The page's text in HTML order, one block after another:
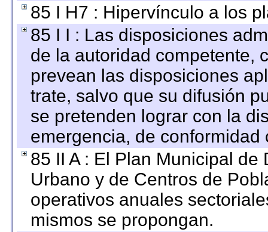
85 I H7 : Hipervínculo a los
85 I I : Las disposiciones
de la autoridad competente,
prevean las disposiciones
trate, salvo que su difusión
se pretenden lograr con la
emergencia, de
85 II A : El Plan Municipal
Urbano y de Centros de
operativos anuales
mismos se propongan.